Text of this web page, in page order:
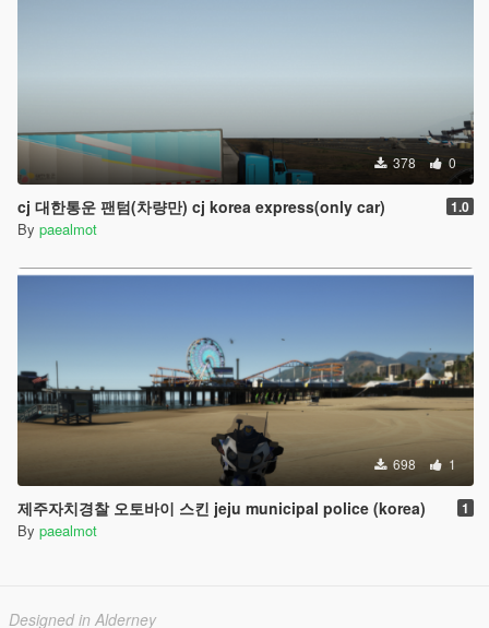
378 0
cj 대한통운 팬텀(차량만) cj korea express(only car) 1.0
By paealmot
698 1
제주자치경찰 오토바이 스킨 jeju municipal police (korea) 1
By paealmot
Designed in Alderney